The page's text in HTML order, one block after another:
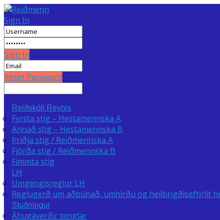
Sign In
Sign In
Reset Password
Reiðskóli Reynis
Fyrsta stig – Hestamennska A
Annað stig – Hestamennska B
Þriðja stig / Reiðmennska A
Fjórða stig / Reiðmennska B
Fimmta stig
LH
Umgengisreglur LH
Reglugerð um aðbúnað, umhirðu og heilbrigðiseftirlit
Stuðningur
Áhugaverðir tenglar